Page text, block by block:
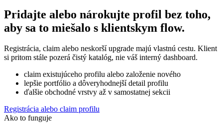
Pridajte alebo nárokujte profil bez toho,
aby sa to miešalo s klientskym flow.
Registrácia, claim alebo neskorší upgrade majú vlastnú cestu. Klient
si pritom stále pozerá čistý katalóg, nie váš interný dashboard.
claim existujúceho profilu alebo založenie nového
lepšie portfólio a dôveryhodnejší detail profilu
ďalšie obchodné vrstvy až v samostatnej sekcii
Registrácia alebo claim profilu
Ako to funguje